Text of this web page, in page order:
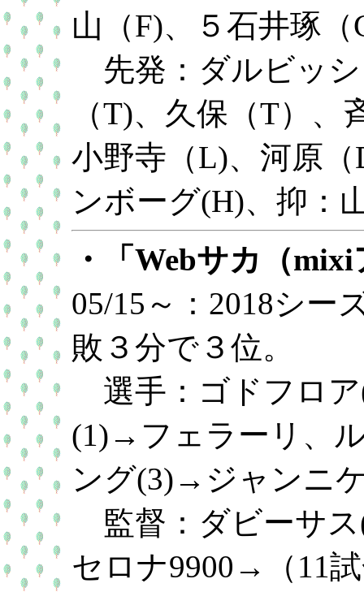
山（F)、５石井琢
先発：ダルビッシ
（T)、久保（T）
小野寺（L)、河原
ンボーグ(H)、抑：
・「Webサカ（
05/15～：2018シー
敗３分で３位。
選手：ゴドフロ
(1)→フェラーリ、
ング(3)→ジャンニ
監督：ダビーサス
セロナ9900→（11